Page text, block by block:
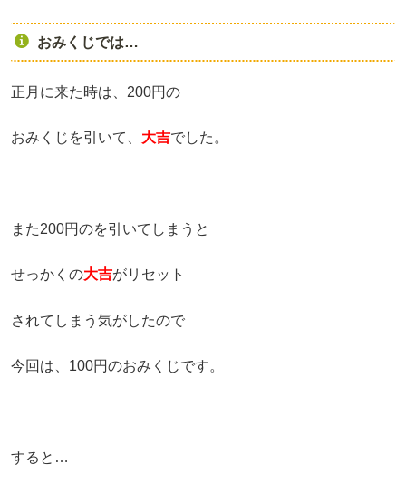
おみくじでは…
正月に来た時は、200円の
おみくじを引いて、 大吉でした。
また200円のを引いてしまうと
せっかくの大吉がリセット
されてしまう気がしたので
今回は、100円のおみくじです。
すると…